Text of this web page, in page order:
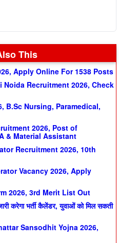
This
Apply Online For 1538 Posts
Noida Recruitment 2026, Check
B.Sc Nursing, Paramedical,
2026, Post of
& Material Assistant
Recruitment 2026, 10th
Vacancy 2026, Apply
2026, 3rd Merit List Out
करेगा भर्ती कैलेंडर, युवाओं को मिल सकती
Sansodhit Yojna 2026,